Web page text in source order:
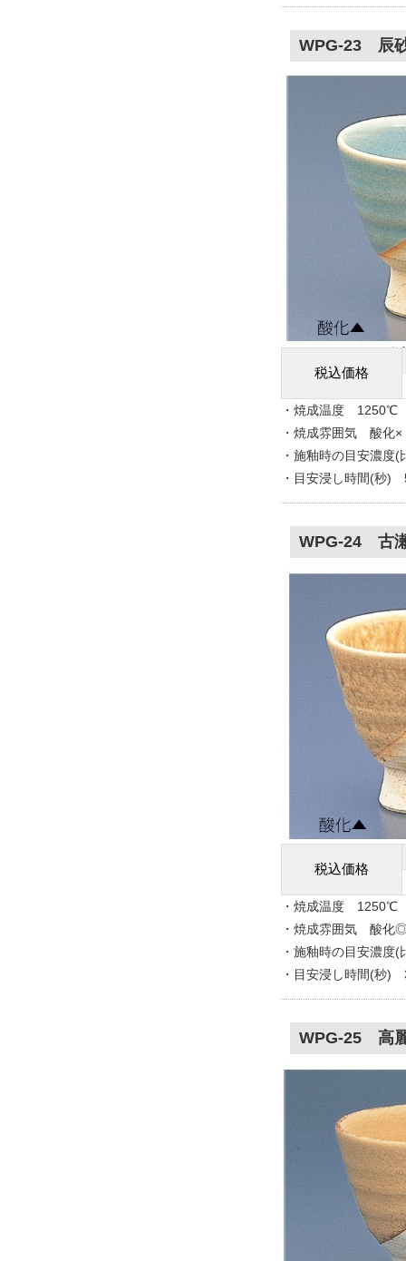
WPG-23 辰
税込価格
・焼成温度 1250℃
・焼成雰囲気 酸
・施釉時の目安濃
・目安浸し時間(秒)
WPG-24 古
税込価格
・焼成温度 1250℃
・焼成雰囲気 酸
・施釉時の目安濃
・目安浸し時間(秒)
WPG-25 高